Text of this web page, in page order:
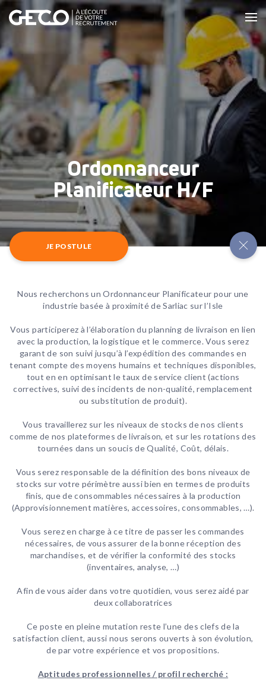
Ordonnanceur
Planificateur H/F
JE POSTULE
Nous recherchons un Ordonnanceur Planificateur pour une
industrie basée à proximité de Sarliac sur l’Isle
Vous participerez à l’élaboration du planning de livraison en lien
avec la production, la logistique et le commerce. Vous serez
garant de son suivi jusqu’à l’expédition des commandes en
tenant compte des moyens humains et techniques disponibles,
tout en en optimisant le taux de service client (actions
correctives, suivi des incidents de non-qualité, remplacement
ou substitution de produit).
Vous travaillerez sur les niveaux de stocks de nos clients
comme de nos plateformes de livraison, et sur les rotations des
tournées dans un soucis de Qualité, Coût, délais.
Vous serez responsable de la définition des bons niveaux de
stocks sur votre périmètre aussi bien en termes de produits
finis, que de consommables nécessaires à la production
(Approvisionnement matières, accessoires, consommables, …).
Vous serez en charge à ce titre de passer les commandes
nécessaires, de vous assurer de la bonne réception des
marchandises, et de vérifier la conformité des stocks
(inventaires, analyse, …)
Afin de vous aider dans votre quotidien, vous serez aidé par
deux collaboratrices
Ce poste en pleine mutation reste l’une des clefs de la
satisfaction client, aussi nous serons ouverts à son évolution,
de par votre expérience et vos propositions.
Aptitudes professionnelles / profil recherché :